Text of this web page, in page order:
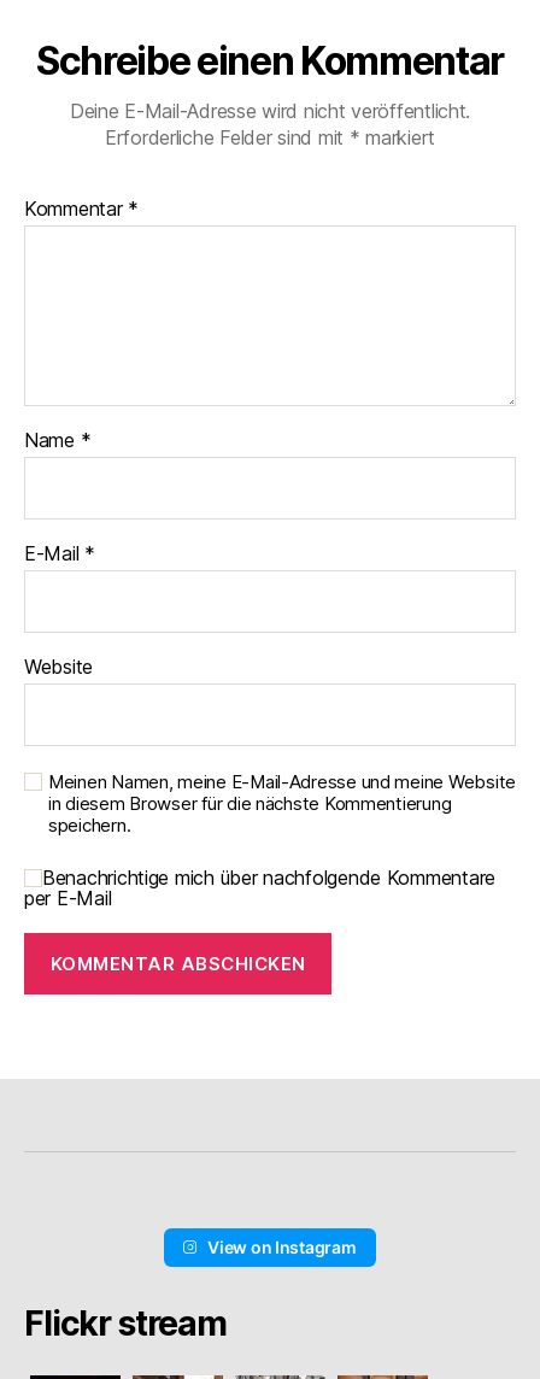
Schreibe einen Kommentar
Deine E-Mail-Adresse wird nicht veröffentlicht.
Erforderliche Felder sind mit * markiert
Kommentar *
Name *
E-Mail *
Website
Meinen Namen, meine E-Mail-Adresse und meine Website
in diesem Browser für die nächste Kommentierung
speichern.
Benachrichtige mich über nachfolgende Kommentare
per E-Mail
View on Instagram
Flickr stream